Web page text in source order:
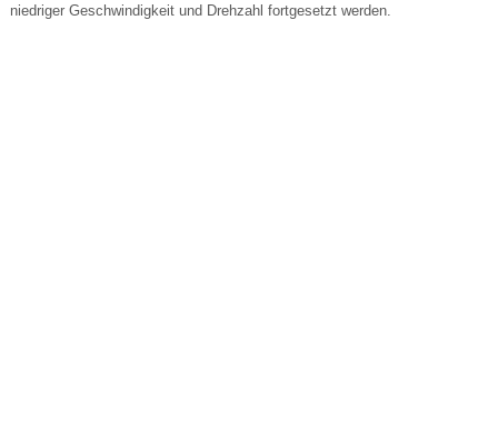
niedriger Geschwindigkeit und Drehzahl fortgesetzt werden.